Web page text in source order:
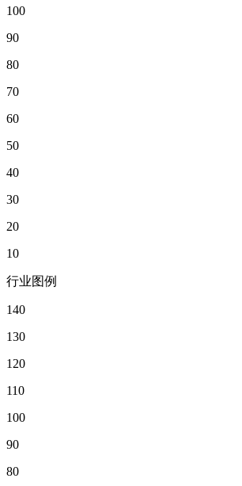
100
90
80
70
60
50
40
30
20
10
行业图例
140
130
120
110
100
90
80